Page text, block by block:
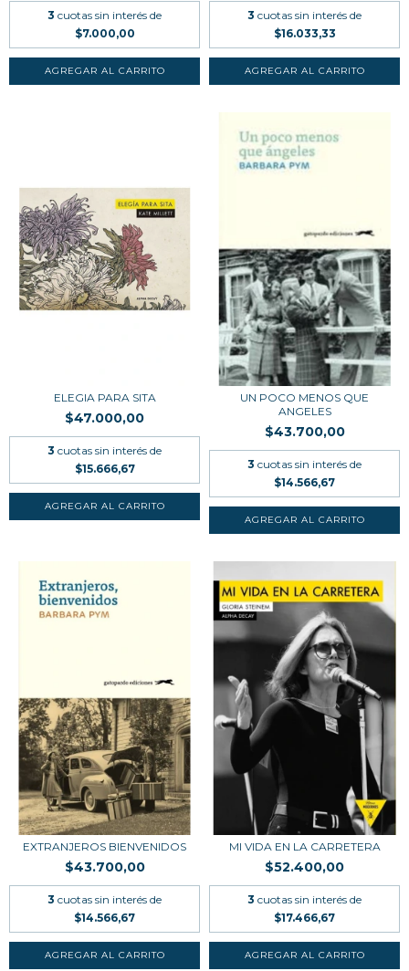
3 cuotas sin interés de
$7.000,00
3 cuotas sin interés de
$16.033,33
ELEGIA PARA SITA
$47.000,00
3 cuotas sin interés de
$15.666,67
UN POCO MENOS QUE
ANGELES
$43.700,00
3 cuotas sin interés de
$14.566,67
EXTRANJEROS BIENVENIDOS
$43.700,00
3 cuotas sin interés de
$14.566,67
MI VIDA EN LA CARRETERA
$52.400,00
3 cuotas sin interés de
$17.466,67